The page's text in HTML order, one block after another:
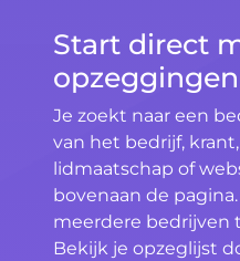
Start direct
Je zoekt naar een
van het bedrijf,
lidmaatschap of
bovenaan de
meerdere bedrijven
Bekijk je opzeglijst